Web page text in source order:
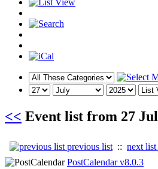
<< Event list from 27
previous list :: next list
PostCalendar v8.0.3